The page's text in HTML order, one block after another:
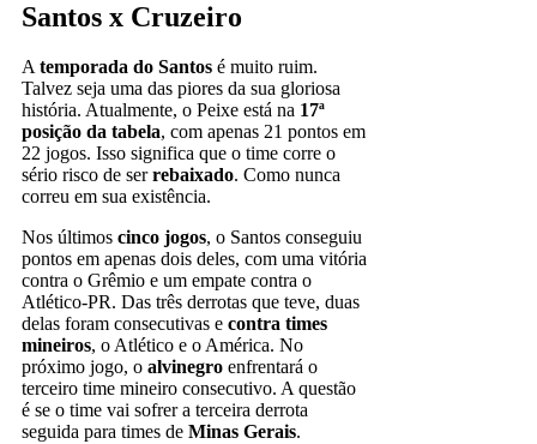
Santos x Cruzeiro
Atemporada do Santos é muito ruim.
Talvez seja uma das piores da sua gloriosa
história. Atualmente, o Peixe está na 17ª
posição da tabela, com apenas 21 pontos em
22 jogos. Isso significa que o time corre o
sério risco de serrebaixado. Como nunca
correu em sua existência.
Nos últimos cinco jogos, o Santos conseguiu
pontos em apenas dois deles, com uma vitória
contra o Grêmio e um empate contra o
Atlético-PR. Das três derrotas que teve, duas
delas foram consecutivas e contra times
mineiros, o Atlético e o América. No
próximo jogo, o alvinegro enfrentará o
terceiro time mineiro consecutivo. A questão
é se o time vai sofrer a terceira derrota
seguida para times de Minas Gerais.